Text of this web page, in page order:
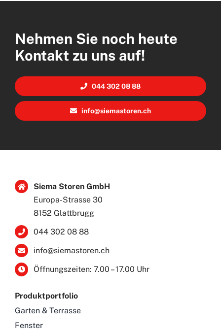
Nehmen Sie noch heute
Kontakt zu uns auf!
044 302 08 88
info@siemastoren.ch
Siema Storen GmbH
Europa-Strasse 30
8152 Glattbrugg
044 302 08 88
info@siemastoren.ch
Öffnungszeiten: 7.00 – 17.00 Uhr
Produktportfolio
Garten & Terrasse
Fenster